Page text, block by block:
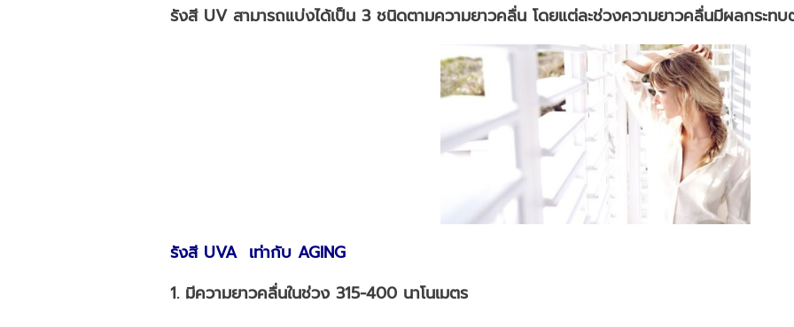
รังสี UV สามารถแบ่งได้เป็น 3 ชนิดตามความยาวคลื่น โดยแต่ละช่วงความยาวคลื่นมีผลกระ
รังสี UVAเท่ากับ AGING
1. มีความยาวคลื่นในช่วง 315-400 นาโนเมตร